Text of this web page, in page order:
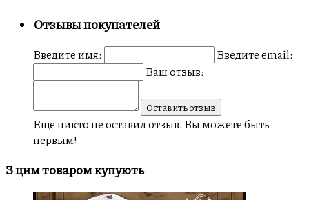
Отзывы покупателей
Введите имя:
Введите email:
Ваш отзыв:
Оставить отзыв
Еще никто не оставил отзыв. Вы можете быть
первым!
З цим товаром купують